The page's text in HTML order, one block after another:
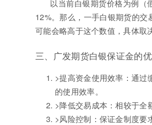
以当前白银期货价格为例（
12%。那么，一手白银期货的
可能会略高于这个数值，具体取
三、广发期货白银保证金的
>提高资金使用效率：通过
的使用效率。
>降低交易成本：相较于全
>风险控制：保证金制度要